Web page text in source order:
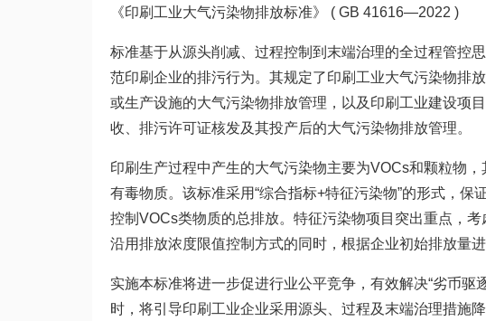
《印刷工业大气污染物排放标准》 ( GB 41616—2022 )
标准基于从源头削减、过程控制到末端治理的全过程管控
范印刷企业的排污行为。其规定了印刷工业大气污染物排
或生产设施的大气污染物排放管理，以及印刷工业建设项
收、排污许可证核发及其投产后的大气污染物排放管理。
印刷生产过程中产生的大气污染物主要为VOCs和颗粒物
有毒物质。该标准采用“综合指标+特征污染物”的形式，保
控制VOCs类物质的总排放。特征污染物项目突出重点，
沿用排放浓度限值控制方式的同时，根据企业初始排放量
实施本标准将进一步促进行业公平竞争，有效解决“劣币驱
时，将引导印刷工业企业采用源头、过程及末端治理措施